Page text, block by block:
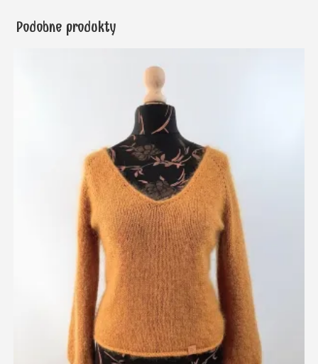
Podobne produkty